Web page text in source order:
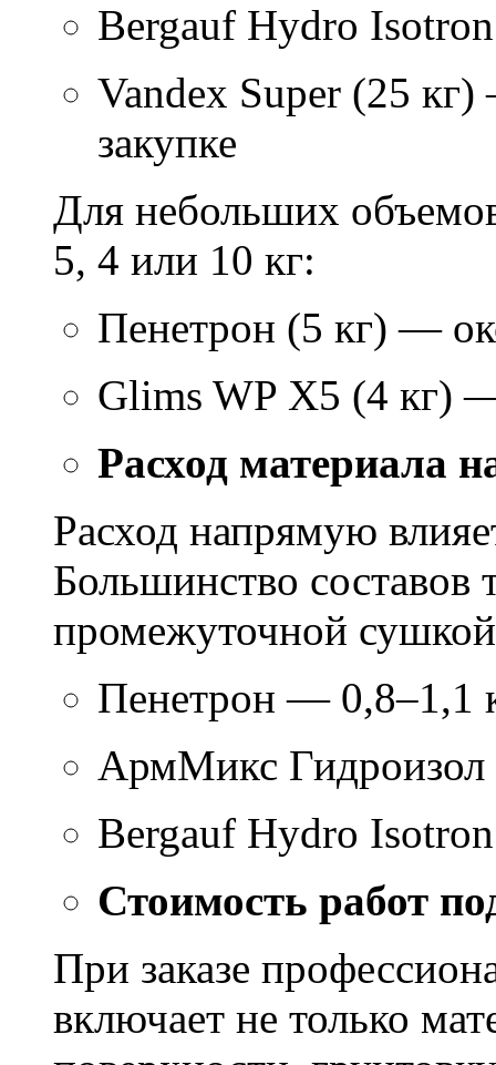
Bergauf Hydro
Vandex Super (25
закупке
Для небольших
5, 4 или 10 кг:
Пенетрон (5 кг) —
Glims WP X5 (4 кг)
Расход материала
Расход напрямую
Большинство составов
промежуточной
Пенетрон — 0,8–1,1
АрмМикс
Bergauf Hydro
Стоимость работ
При заказе
включает не только